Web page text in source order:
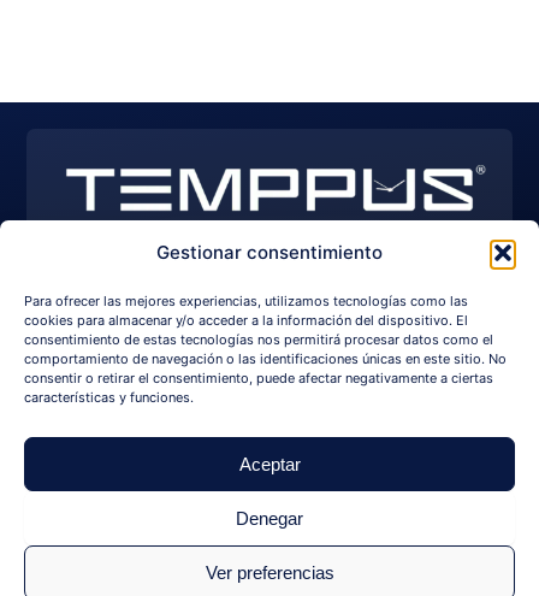
Gestionar consentimiento
Para ofrecer las mejores experiencias, utilizamos tecnologías como las
cookies para almacenar y/o acceder a la información del dispositivo. El
consentimiento de estas tecnologías nos permitirá procesar datos como el
comportamiento de navegación o las identificaciones únicas en este sitio. No
consentir o retirar el consentimiento, puede afectar negativamente a ciertas
características y funciones.
Aceptar
Denegar
Ver preferencias
EXPLORE WATCHES
n
s
t
a
g
r
o
u
t
u
b
e
a
c
e
b
o
o
+34 650 209 750 info@temppus.com
NAVIGATION
Sales Policy
Privacy Policy
Terms and
Conditions